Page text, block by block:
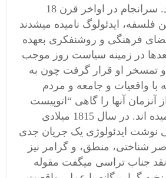
را نیز مطرح میکرد. سرانجام در اواخر قرن 18
فلسفه، ایدئولوگ نامیده میشدند
فرهنگی و روشنفکری بعهده
در زمینه سیاست روز موجب
و تمسخر او قرار گرفت چون به
با واقعیات و جامعه و مردم
آنزمان آنها را گاهی “اتوپیست
“یا واقعگریز نیز نامیده اند. در سال 1815 میلادی
نوشت ایدئولوژی یک جریان جدی
شناختی، منطق، و گرامر نیز
نقد جناب تراسی میگفت مقوله